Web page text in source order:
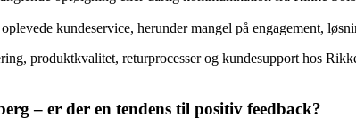
kundeservice, herunder mangel på engagement,
produktkvalitet, returprocesser og kundesupport hos
– er der en tendens til positiv feedback?